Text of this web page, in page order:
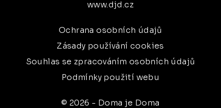
www.djd.cz
Ochrana osobních údajů
Zásady používání cookies
Souhlas se zpracováním osobních údajů
Podmínky použití webu
© 2026 - Doma je Doma